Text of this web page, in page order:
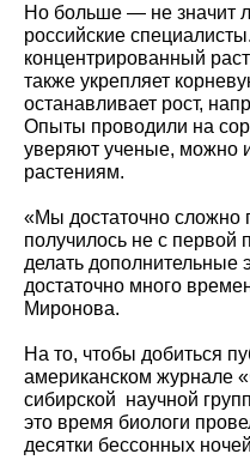
Но больше — не значит
российские
концентрированный
также укрепляет
останавливает рост,
Опыты проводили на
уверяют ученые, можно
растениям.
«Мы достаточно сложно
получилось не с первой
делать дополнительные
достаточно много
Миронова.
На то, чтобы добиться
американском журнале
сибирской научной
это время биологи
десятки бессонных